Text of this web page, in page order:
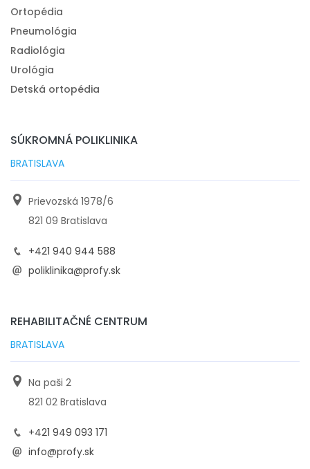
Ortopédia
Pneumológia
Radiológia
Urológia
Detská ortopédia
SÚKROMNÁ POLIKLINIKA
BRATISLAVA
Prievozská 1978/6
821 09 Bratislava
+421 940 944 588
poliklinika@profy.sk
REHABILITAČNÉ CENTRUM
BRATISLAVA
Na paši 2
821 02 Bratislava
+421 949 093 171
info@profy.sk